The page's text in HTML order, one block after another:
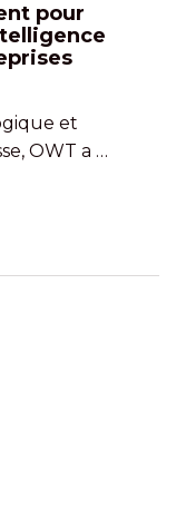
pour
et
OWT a …